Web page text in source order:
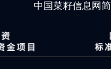
中国菜籽信息网